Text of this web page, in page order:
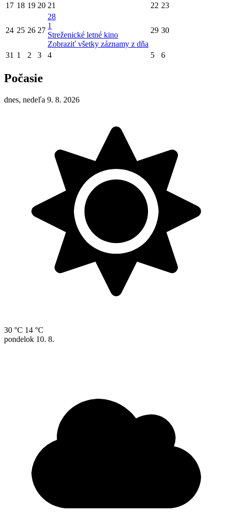
17 18 19 20 21 22 23
24 25 26 27
28
1
Streženické letné kino
Zobraziť všetky záznamy z dňa
29 30
31 1 2 3 4 5 6
Počasie
dnes, nedeľa 9. 8. 2026
30 °C 14 °C
pondelok 10. 8.